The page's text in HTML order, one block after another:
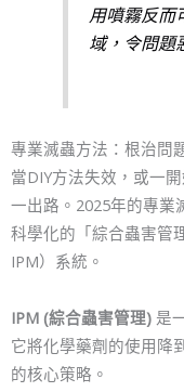
用噴霧反而
域，令問題
專業滅蟲方法：根治問
當DIY方法失效，或一
一出路。2025年的專業
科學化的「綜合蟲害管
IPM）系統。
IPM (綜合蟲害管理) 是
它將化學藥劑的使用降
的核心策略。